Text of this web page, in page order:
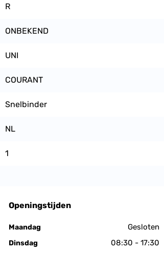
R
ONBEKEND
UNI
COURANT
Snelbinder
NL
1
Openingstijden
Maandag Gesloten
Dinsdag 08:30 - 17:30